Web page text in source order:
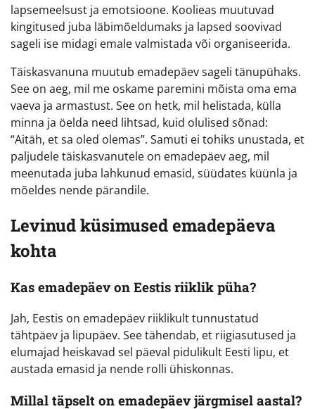
lapsemeelsust ja emotsioone. Koolieas muutuvad
kingitused juba läbimõeldumaks ja lapsed soovivad
sageli ise midagi emale valmistada või organiseerida.
Täiskasvanuna muutub emadepäev sageli tänupühaks.
See on aeg, mil me oskame paremini mõista oma ema
vaeva ja armastust. See on hetk, mil helistada, külla
minna ja öelda need lihtsad, kuid olulised sõnad:
“Aitäh, et sa oled olemas”. Samuti ei tohiks unustada, et
paljudele täiskasvanutele on emadepäev aeg, mil
meenutada juba lahkunud emasid, süüdates küünla ja
mõeldes nende pärandile.
Levinud küsimused emadepäeva
kohta
Kas emadepäev on Eestis riiklik püha?
Jah, Eestis on emadepäev riiklikult tunnustatud
tähtpäev ja lipupäev. See tähendab, et riigiasutused ja
elumajad heiskavad sel päeval pidulikult Eesti lipu, et
austada emasid ja nende rolli ühiskonnas.
Millal täpselt on emadepäev järgmisel aastal?